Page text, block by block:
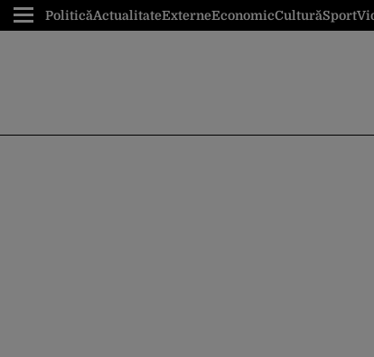
PoliticăActualitateExterneEconomicCulturăSport